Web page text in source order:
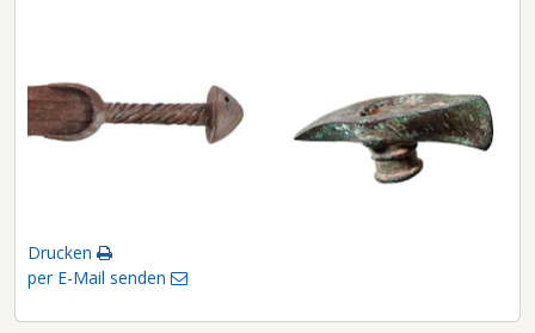
Drucken
per E-Mail senden